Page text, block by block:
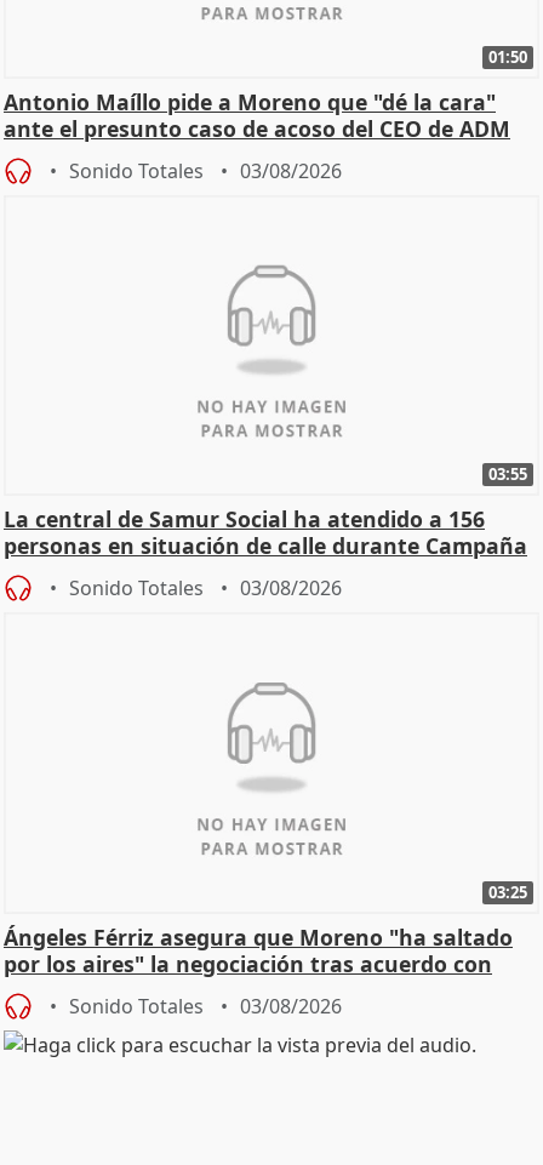
01:50
Antonio Maíllo pide a Moreno que "dé la cara"
ante el presunto caso de acoso del CEO de ADM
Sonido Totales 03/08/2026
03:55
La central de Samur Social ha atendido a 156
personas en situación de calle durante Campaña
de Calor
Sonido Totales 03/08/2026
03:25
Ángeles Férriz asegura que Moreno "ha saltado
por los aires" la negociación tras acuerdo con
SMA
Sonido Totales 03/08/2026